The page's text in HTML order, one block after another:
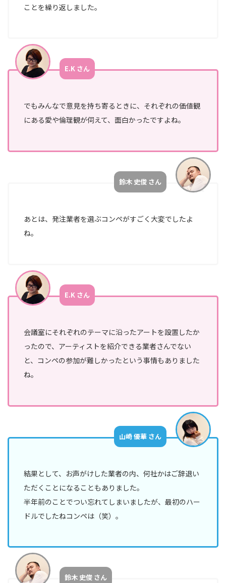
ことを繰り返しました。
E.K さん
でもみんなで意見を持ち寄るときに、それぞれの価値観
にある愛や倫理観が伺えて、面白かったですよね。
鈴木 史俊 さん
あとは、発注業者を選ぶコンペがすごく大変でしたよ
ね。
E.K さん
会議室にそれぞれのテーマに沿ったアートを設置したか
ったので、アーティストを紹介できる業者さんでない
と、コンペの参加が難しかったという事情もありました
ね。
山崎 優華 さん
結果として、お声がけした業者の内、何社かはご辞退い
ただくことになることもありました。
半年前のことでつい忘れてしまいましたが、最初のハー
ドルでしたねコンペは（笑）。
鈴木 史俊 さん